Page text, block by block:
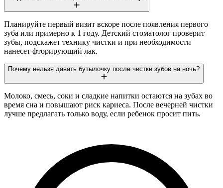
Планируйте первый визит вскоре после появления первого
зуба или примерно к 1 году. Детский стоматолог проверит
зубы, подскажет технику чистки и при необходимости
нанесет фторирующий лак.
Почему нельзя давать бутылочку после чистки зубов на ночь?
Молоко, смесь, соки и сладкие напитки остаются на зубах во
время сна и повышают риск кариеса. После вечерней чистки
лучше предлагать только воду, если ребенок просит пить.